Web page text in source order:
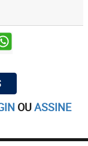
OUASSINE